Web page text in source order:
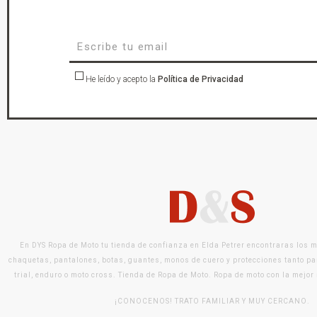
He leído y acepto la Política de Privacidad
En DYS Ropa de Moto tu tienda de confianza en Elda Petrer encontraras los
chaquetas, pantalones, botas, guantes, monos de cuero y protecciones tanto
trial, enduro o moto cross. Tienda de Ropa de Moto. Ropa de moto con la
¡CONOCENOS! TRATO FAMILIAR Y MUY CERCANO.